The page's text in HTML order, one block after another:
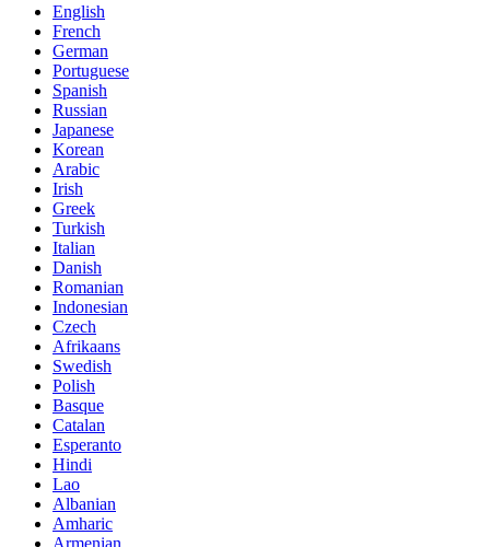
English
French
German
Portuguese
Spanish
Russian
Japanese
Korean
Arabic
Irish
Greek
Turkish
Italian
Danish
Romanian
Indonesian
Czech
Afrikaans
Swedish
Polish
Basque
Catalan
Esperanto
Hindi
Lao
Albanian
Amharic
Armenian